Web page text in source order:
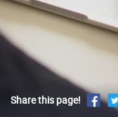
Share this page!